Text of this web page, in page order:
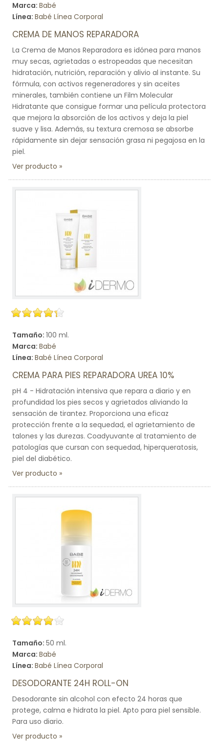
Marca: Babé
Línea: Babé Línea Corporal
CREMA DE MANOS REPARADORA
La Crema de Manos Reparadora es idónea para manos
muy secas, agrietadas o estropeadas que necesitan
hidratación, nutrición, reparación y alivio al instante. Su
fórmula, con activos regeneradores y sin aceites
minerales, también contiene un Film Molecular
Hidratante que consigue formar una película protectora
que mejora la absorción de los activos y deja la piel
suave y lisa. Además, su textura cremosa se absorbe
rápidamente sin dejar sensación grasa ni pegajosa en la
piel.
Ver producto
Tamaño: 100 ml.
Marca: Babé
Línea: Babé Línea Corporal
CREMA PARA PIES REPARADORA UREA 10%
pH 4 - Hidratación intensiva que repara a diario y en
profundidad los pies secos y agrietados aliviando la
sensación de tirantez. Proporciona una eficaz
protección frente a la sequedad, el agrietamiento de
talones y las durezas. Coadyuvante al tratamiento de
patologías que cursan con sequedad, hiperqueratosis,
piel del diabético.
Ver producto
Tamaño: 50 ml.
Marca: Babé
Línea: Babé Línea Corporal
DESODORANTE 24H ROLL-ON
Desodorante sin alcohol con efecto 24 horas que
protege, calma e hidrata la piel. Apto para piel sensible.
Para uso diario.
Ver producto